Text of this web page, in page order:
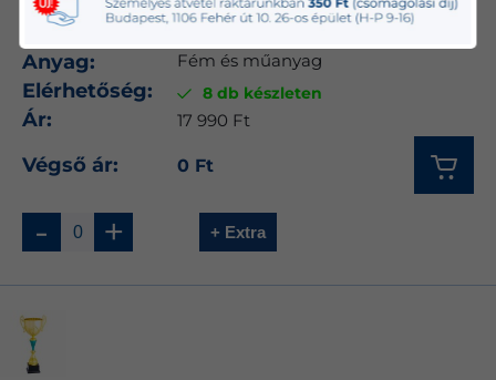
Átmérő:
Anyag: Fém és műanyag
Elérhetőség: 8 db készleten
Ár: 17 990 Ft
+ Extra
+
-
Végső ár: 0 Ft